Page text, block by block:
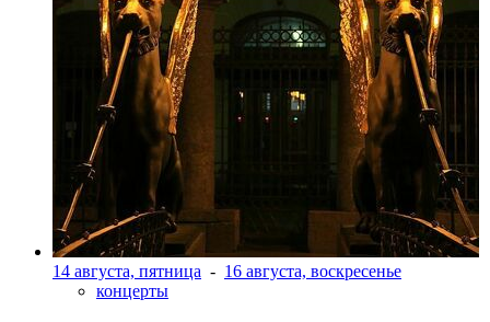
14 августа, пятница - 16 августа, воскресенье
концерты